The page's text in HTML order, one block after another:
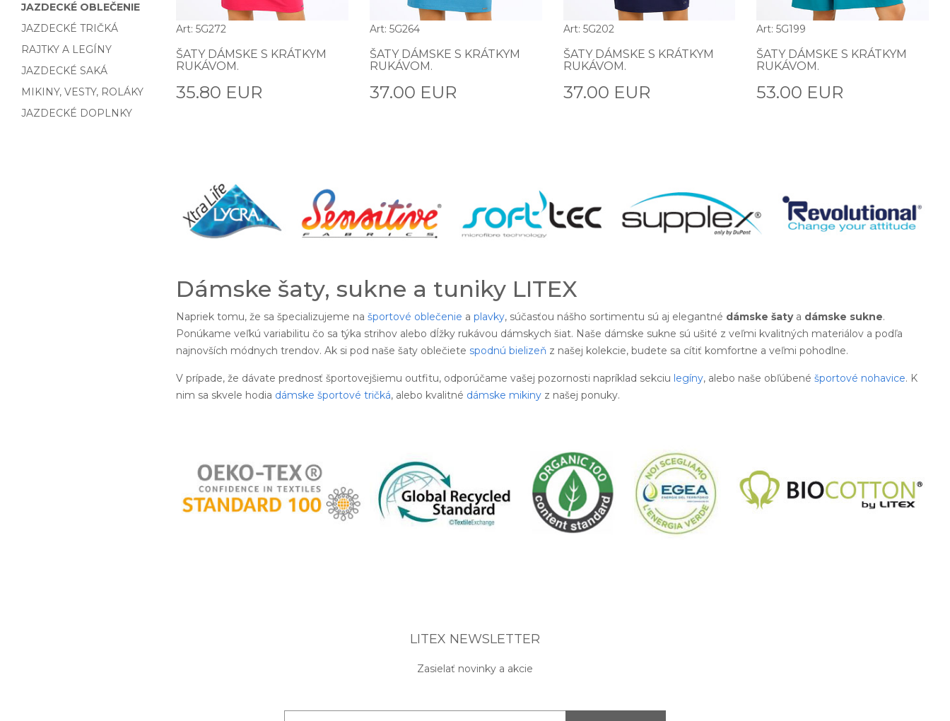
JAZDECKÉ OBLEČENIE
JAZDECKÉ TRIČKÁ
RAJTKY A LEGÍNY
JAZDECKÉ SAKÁ
MIKINY, VESTY, ROLÁKY
JAZDECKÉ DOPLNKY
Art: 5G272
ŠATY DÁMSKE S KRÁTKYM
RUKÁVOM.
35.80 EUR
Art: 5G264
ŠATY DÁMSKE S KRÁTKYM
RUKÁVOM.
37.00 EUR
Art: 5G202
ŠATY DÁMSKE S KRÁTKYM
RUKÁVOM.
37.00 EUR
Art: 5G199
ŠATY DÁMSKE S KRÁTKYM
RUKÁVOM.
53.00 EUR
Dámske šaty, sukne a tuniky LITEX
Napriek tomu, že sa špecializujeme na športové oblečenie a plavky, súčasťou nášho sortimentu sú aj elegantné dámske šatya dámske sukne.
Ponúkame veľkú variabilitu čo sa týka strihov alebo dĺžky rukávou dámskych šiat. Naše dámske sukne sú ušité z veľmi kvalitných materiálov a podľa
najnovších módnych trendov. Ak si pod naše šaty oblečiete spodnú bielizeň z našej kolekcie, budete sa cítiť komfortne a veľmi pohodlne.
V prípade, že dávate prednosť športovejšiemu outfitu, odporúčame vašej pozornosti napríklad sekciu legíny, alebo naše obľúbené športové nohavice. K
nim sa skvele hodia dámske športové tričká, alebo kvalitné dámske mikiny z našej ponuky.
LITEX NEWSLETTER
Zasielať novinky a akcie